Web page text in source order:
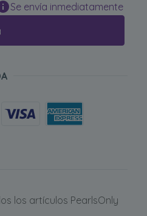
Se envía inmediatamente
los artículos PearlsOnly